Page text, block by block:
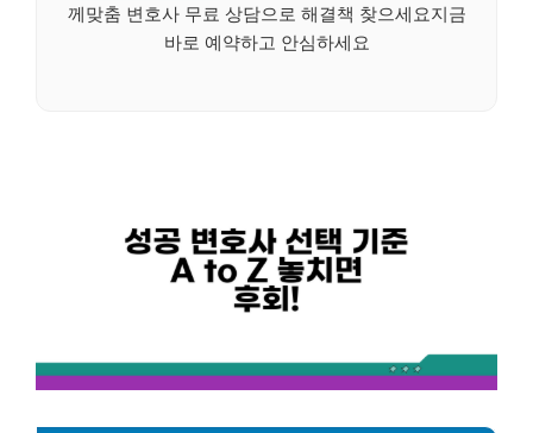
께맞춤 변호사 무료 상담으로 해결책 찾으세요지금
바로 예약하고 안심하세요